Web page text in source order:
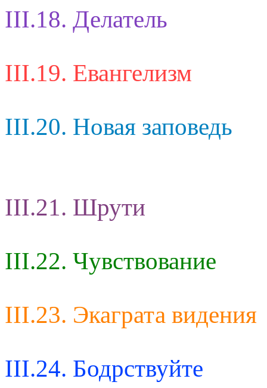
III.18. Делатель
III.19. Евангелизм
III.20. Новая заповедь
III.21. Шрути
III.22. Чувствование
III.23. Экаграта видения
III.24. Бодрствуйте